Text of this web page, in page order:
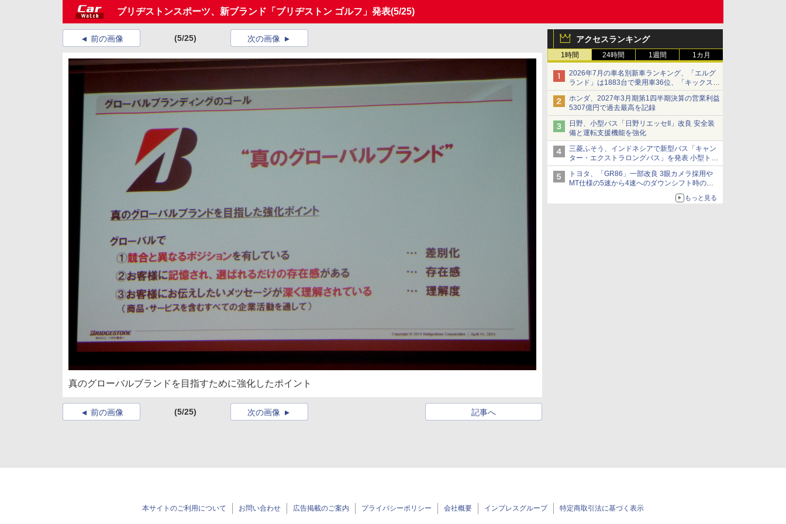
ブリヂストンスポーツ、新ブランド「ブリヂストン ゴルフ」発表(5/25)
アクセスランキング
1時間 24時間 1週間 1カ月
2026年7月の車名別新車ランキング、「エルグ
ランド」は1883台で乗用車36位、「キックス」
は2591台で27位に
ホンダ、2027年3月期第1四半期決算の営業利益
5307億円で過去最高を記録
日野、小型バス「日野リエッセII」改良 安全装
備と運転支援機能を強化
三菱ふそう、インドネシアで新型バス「キャン
ター・エクストラロングバス」を発表 小型トラ
ックベースの観光・旅客輸送向けバス
トヨタ、「GR86」一部改良 3眼カメラ採用や
MT仕様の5速から4速へのダウンシフト時の操
もっと見る
前の画像 (5/25) 次の画像
真のグローバルブランドを目指すために強化したポイント
前の画像 (5/25) 記事へ
次の画像
本サイトのご利用について お問い合わせ 広告掲載のご案内 プライバシーポリシー 会社概要 インプレスグループ 特定商取引法に基づく表示